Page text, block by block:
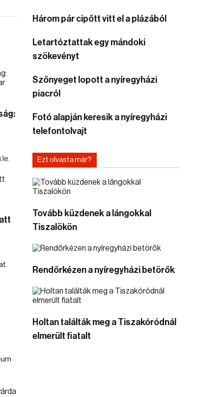
le.
Három pár cipőtt vitt el a plázából
Letartóztattak egy mándoki
szökevényt
Szőnyeget lopott a nyíregyházi
piacról
Fotó alapján keresik a nyíregyházi
telefontolvajt
Ezt olvasta már?
Tovább küzdenek a lángokkal
Tiszalökön
Rendőrkézen a nyíregyházi betörők
Holtan találták meg a Tiszakóródnál
elmerült fiatalt